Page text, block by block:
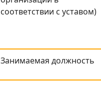
соответствии с уставом)
Занимаемая должность